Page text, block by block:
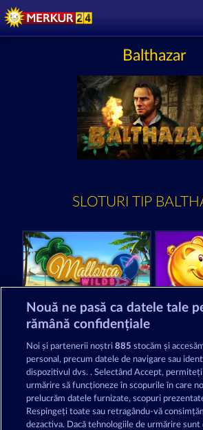
Balthazar
SLOTURI TIP
Mallorca Wilds
Secret Mission
Nouă ne pasă ca datele tale
rămână confidențiale
Noi și partenerii noștri885 stocăm și
personal, precum datele de navigare sau
dispozitivul dvs. . Selectând Accept,
urmărire să funcționeze în scopurile în care
prelucrăm datele furnizate, scopuri
Respingeți toate sau retragându-vă
dezactiva. Dacă tehnologiile de urmărire